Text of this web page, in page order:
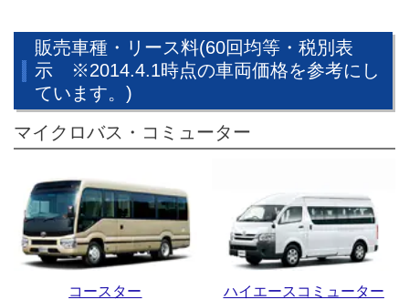
販売車種・リース料(60回均等・税別表
示 ※2014.4.1時点の車両価格を参考にし
ています。)
マイクロバス・コミューター
コースター ハイエースコミューター